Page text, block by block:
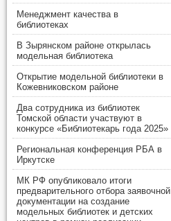
Менеджмент качества в
библиотеках
В Зырянском районе открылась
модельная библиотека
Открытие модельной библиотеки в
Кожевниковском районе
Два сотрудника из библиотек
Томской области участвуют в
конкурсе «Библиотекарь года 2025»
Региональная конференция РБА в
Иркутске
МК РФ опубликовало итоги
предварительного отбора заявочной
документации на создание
модельных библиотек и детских